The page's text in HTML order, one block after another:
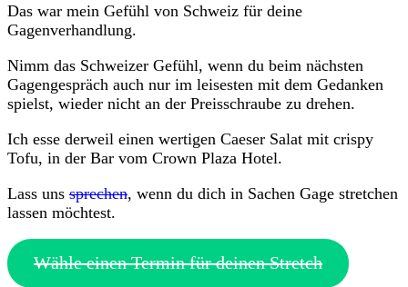
Das war mein Gefühl von Schweiz für deine
Gagenverhandlung.
Nimm das Schweizer Gefühl, wenn du beim nächsten
Gagengespräch auch nur im leisesten mit dem Gedanken
spielst, wieder nicht an der Preisschraube zu drehen.
Ich esse derweil einen wertigen Caeser Salat mit crispy
Tofu, in der Bar vom Crown Plaza Hotel.
Lass uns sprechen, wenn du dich in Sachen Gage stretchen
lassen möchtest.
Wähle einen Termin für deinen Stretch